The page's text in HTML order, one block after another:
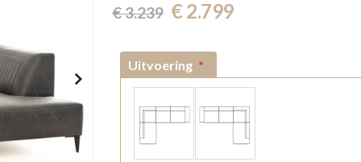
€ 3.239 € 2.799
Uitvoering